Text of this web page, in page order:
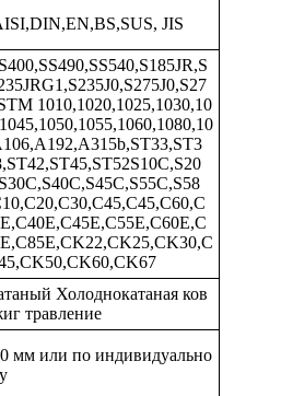
JIS
1010,1020,1025,1030,10
Холоднокатаная ков
травление
мм или по индивидуально